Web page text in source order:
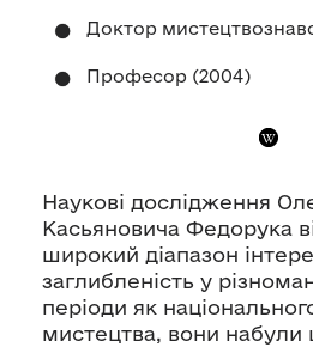
Доктор
Професор (2004)
Наукові дослідження
Касьяновича Федорука
широкий діапазон
заглибленість у
періоди як
мистецтва, вони набули